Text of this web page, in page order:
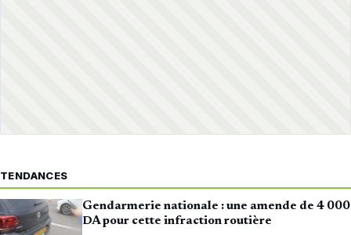
TENDANCES
Gendarmerie nationale : une amende de 4 000
DA pour cette infraction routière